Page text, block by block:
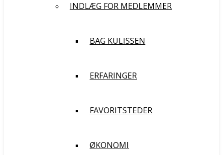
INDLÆG FOR MEDLEMMER
BAG KULISSEN
ERFARINGER
FAVORITSTEDER
ØKONOMI